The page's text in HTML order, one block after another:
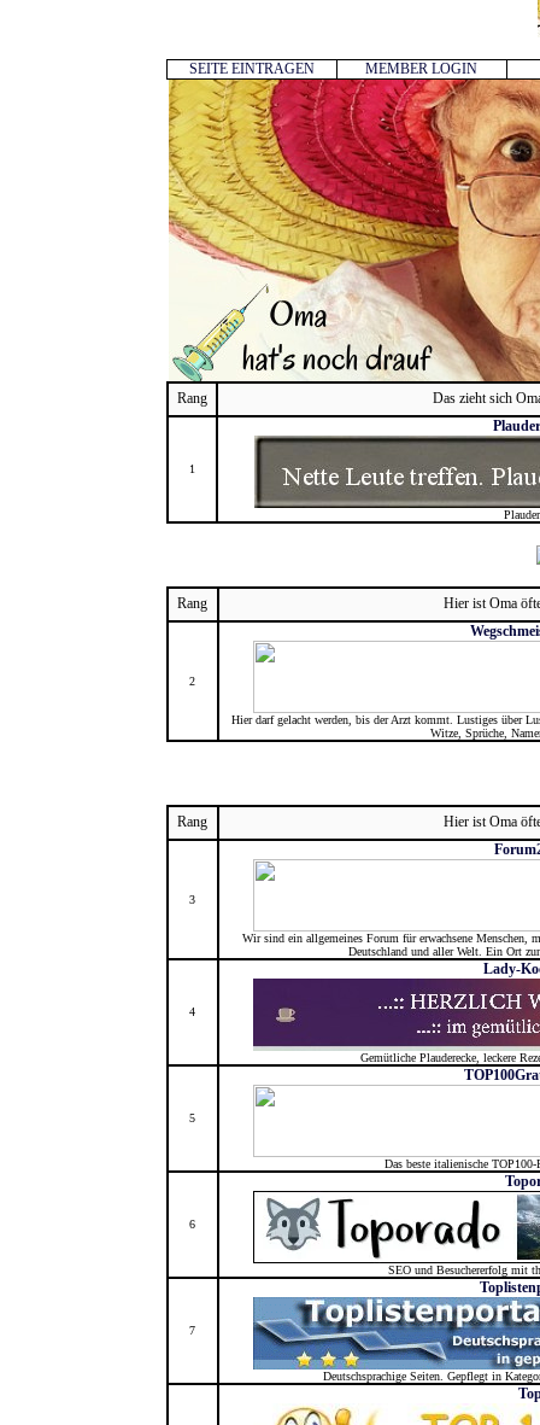
SEITE EINTRAGEN MEMBER LOGIN
Rang Das zieht sich
1
Rang Hier ist Oma
2
Hier darf gelacht werden, bis der Arzt kommt. Lustiges über
Witze, Sprüche,
Rang Hier ist Oma
3
Wir sind ein allgemeines Forum für erwachsene
Deutschland und aller Welt. Ein Ort
4
Lady-
Gemütliche Plauderecke, leckere
5
Das beste italienische
6
SEO und Besuchererfolg mit
7
Deutschsprachige Seiten. Gepflegt in